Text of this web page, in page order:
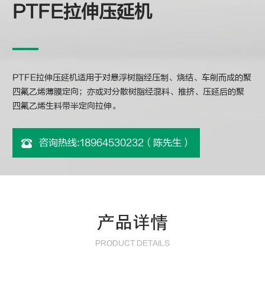
PTFE拉伸压延机
PTFE拉伸压延机适用于对悬浮树脂经压制、烧结、车削而成的聚
四氟乙烯薄膜定向；亦或对分散树脂经混料、推挤、压延后的聚
四氟乙烯生料带半定向拉伸。
咨询热线:18964530232（陈先生）
产品详情
PRODUCT DETAILS